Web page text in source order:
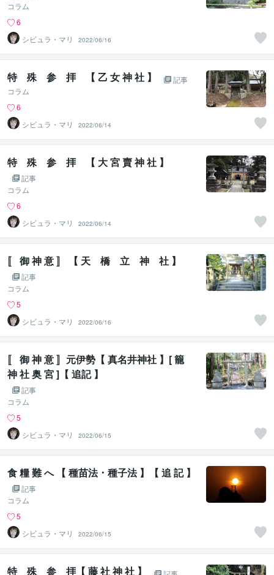
コラム
6
シビュラ・マリ
2022/06/16
特 殊 参 拝 【 乙 女 神 社 】
記事
コラム
6
シビュラ・マリ
2022/06/14
特 殊 参 拝 【 大 宮 賣 神 社 】
記事
コラム
6
シビュラ・マリ
2022/06/14
〚 御 神 意 〛 【 天 橋 立 神 社 】
記事
コラム
5
シビュラ・マリ
2022/06/16
〚 御 神 意 〛元伊勢【 真名井神社 】[ 籠
神 社 奥 宮 ]【 追記 】
記事
コラム
5
シビュラ・マリ
2022/06/15
食 糧 難 へ 【 種苗法 ･ 種子法 】【 追 記 】
記事
コラム
5
シビュラ・マリ
2022/06/15
特 殊 参 拝【 藤 社 神 社 】